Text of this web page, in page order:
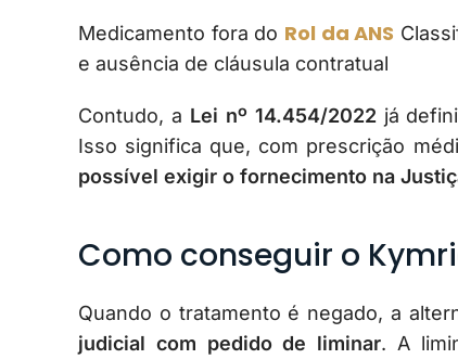
Medicamento fora do Rol da ANS
e ausência de cláusula contratual
Contudo, a Lei nº 14.454/2022já
Isso significa que, com prescrição
possível exigir o fornecimento na
Como conseguir o
Quando o tratamento é negado, a
judicial com pedido de liminar. A